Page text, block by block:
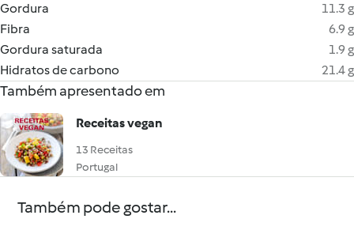
Gordura
11.3 g
Fibra
6.9 g
Gordura saturada
1.9 g
Hidratos de carbono
21.4 g
Também apresentado em
Receitas vegan
13 Receitas
Portugal
Também pode gostar...